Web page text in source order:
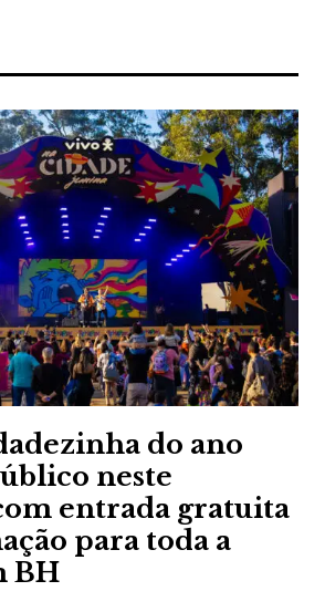
do ano
neste
entrada gratuita
para toda a
BH